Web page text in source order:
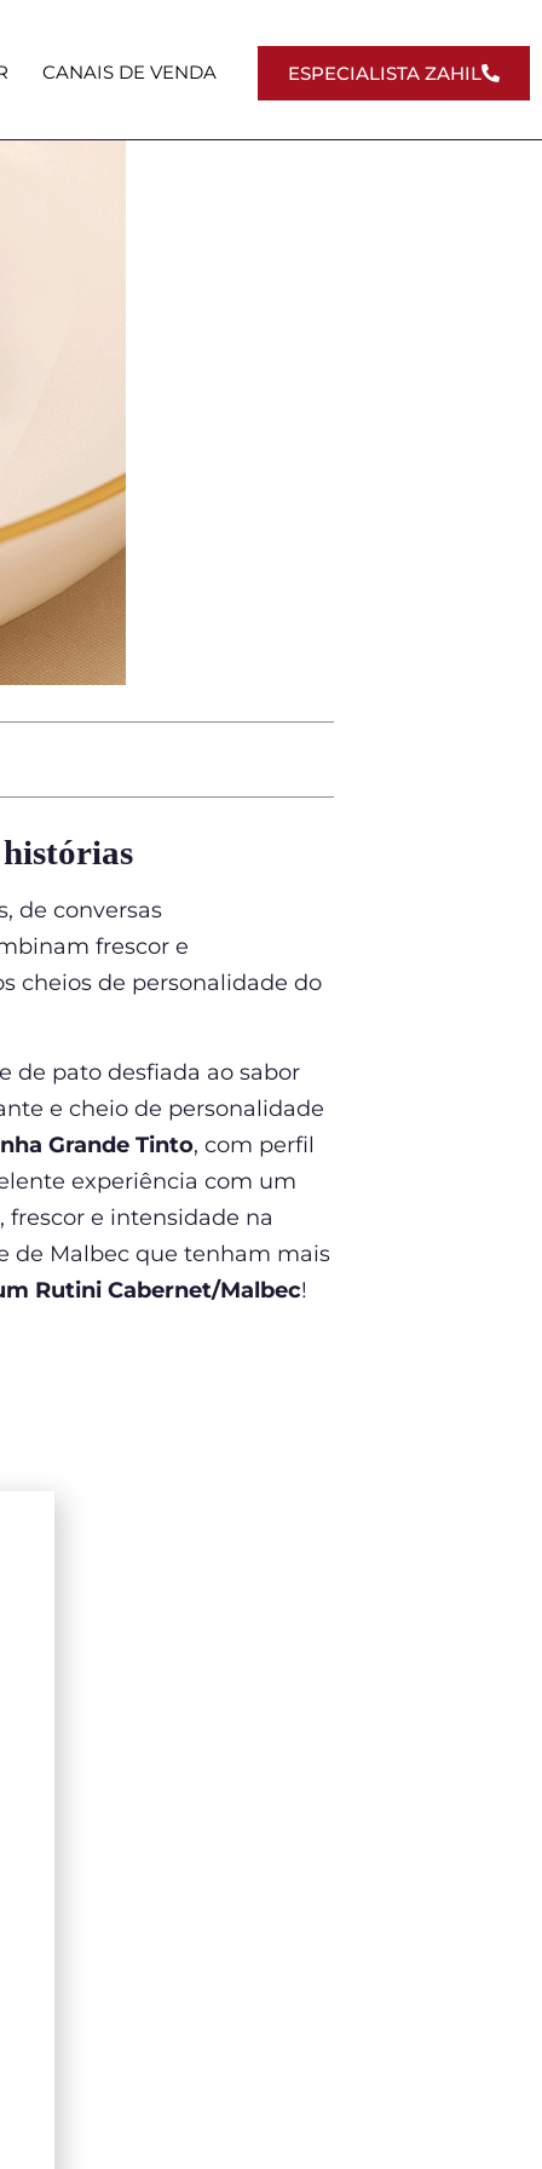
CANAIS DE VENDA ESPECIALISTA ZAHIL
de conversas
frescor e
cheios de personalidade do
de pato desfiada ao sabor
e cheio de personalidade
Grande Tinto, com perfil
experiência com um
frescor e intensidade na
de Malbec que tenham mais
Rutini Cabernet/Malbec!